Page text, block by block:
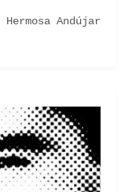
Andújar